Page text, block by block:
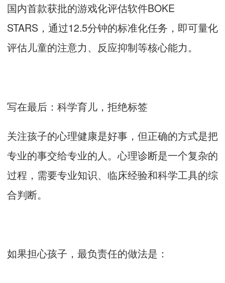
国内首款获批的游戏化评估软件BOKE
STARS，通过12.5分钟的标准化任务，即可量化
评估儿童的注意力、反应抑制等核心能力。
写在最后：科学育儿，拒绝标签
关注孩子的心理健康是好事，但正确的方式是把
专业的事交给专业的人。心理诊断是一个复杂的
过程，需要专业知识、临床经验和科学工具的综
合判断。
如果担心孩子，最负责任的做法是：